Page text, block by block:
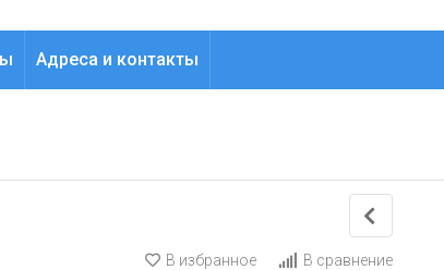
Адреса и контакты
В избранное В сравнение